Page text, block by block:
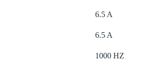
6.5 A
6.5 A
1000 HZ